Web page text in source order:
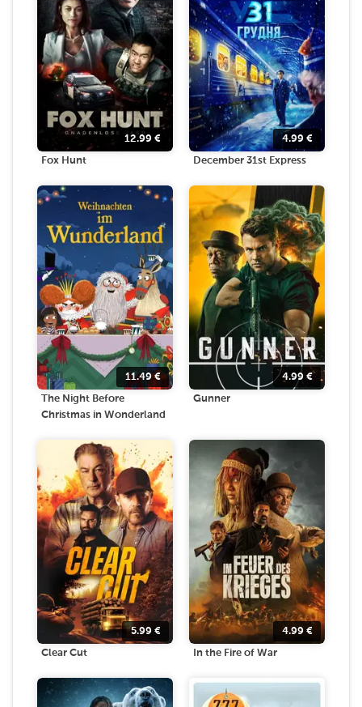
12.99 €
Fox Hunt
4.99 €
December 31st Express
11.49€
The Night Before
Christmas in Wonderland
4.99 €
Gunner
5.99 €
Clear Cut
4.99 €
In the Fire of War